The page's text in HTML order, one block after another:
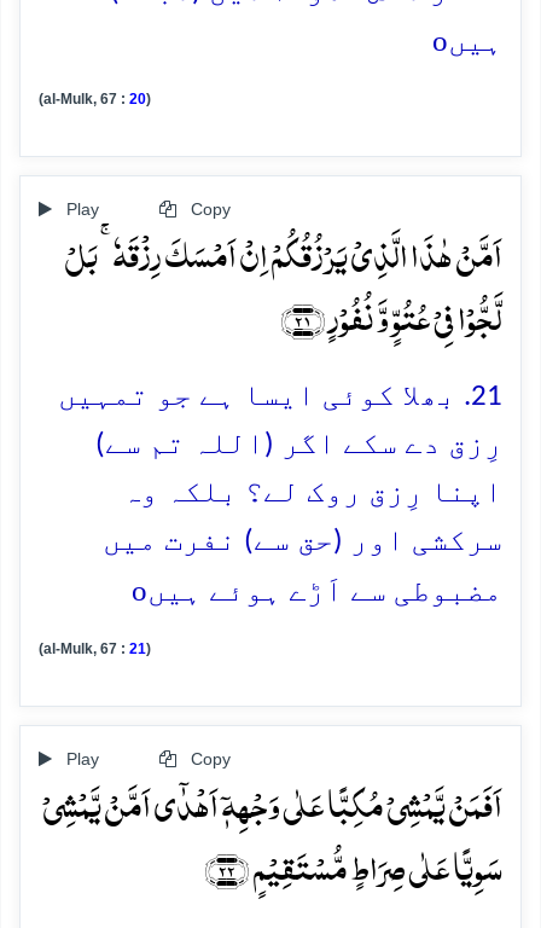
ہیںo
(al-Mulk, 67 : 20)
Play Copy
اَمَّنۡ ہٰذَا الَّذِیۡ یَرۡزُقُکُمۡ اِنۡ اَمۡسَکَ رِزۡقَہٗ ۚ بَلۡ
لَّجُّوۡا فِیۡ عُتُوٍّ وَّ نُفُوۡرٍ ﴿۲۱﴾
21. بھلا کوئی ایسا ہے جو تمہیں
رِزق دے سکے اگر (اللہ تم سے)
اپنا رِزق روک لے؟ بلکہ وہ
سرکشی اور (حق سے) نفرت میں
مضبوطی سے اَڑے ہوئے ہیںo
(al-Mulk, 67 : 21)
Play Copy
اَفَمَنۡ یَّمۡشِیۡ مُکِبًّا عَلٰی وَجۡہِہٖۤ اَہۡدٰۤی اَمَّنۡ یَّمۡشِیۡ
سَوِیًّا عَلٰی صِرَاطٍ مُّسۡتَقِیۡمٍ ﴿۲۲﴾